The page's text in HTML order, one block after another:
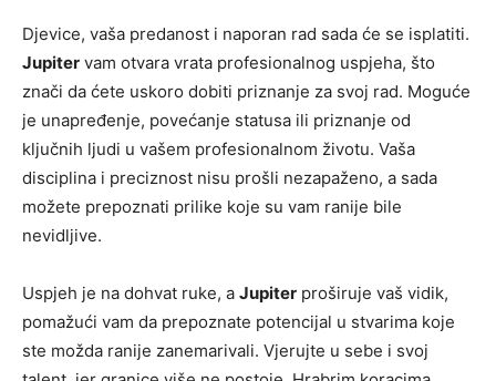
Djevice, vaša predanost i naporan rad sada će se isplatiti.
Jupiter vam otvara vrata profesionalnog uspjeha, što
znači da ćete uskoro dobiti priznanje za svoj rad. Moguće
je unapređenje, povećanje statusa ili priznanje od
ključnih ljudi u vašem profesionalnom životu. Vaša
disciplina i preciznost nisu prošli nezapaženo, a sada
možete prepoznati prilike koje su vam ranije bile
nevidljive.
Uspjeh je na dohvat ruke, a Jupiter proširuje vaš vidik,
pomažući vam da prepoznate potencijal u stvarima koje
ste možda ranije zanemarivali. Vjerujte u sebe i svoj